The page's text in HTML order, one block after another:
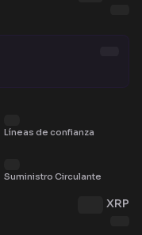
Líneas de confianza
Suministro Circulante
XRP